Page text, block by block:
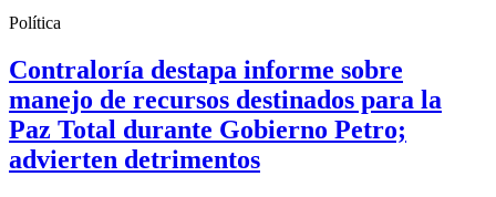
Política
Contraloría destapa informe sobre
manejo de recursos destinados para la
Paz Total durante Gobierno Petro;
advierten detrimentos